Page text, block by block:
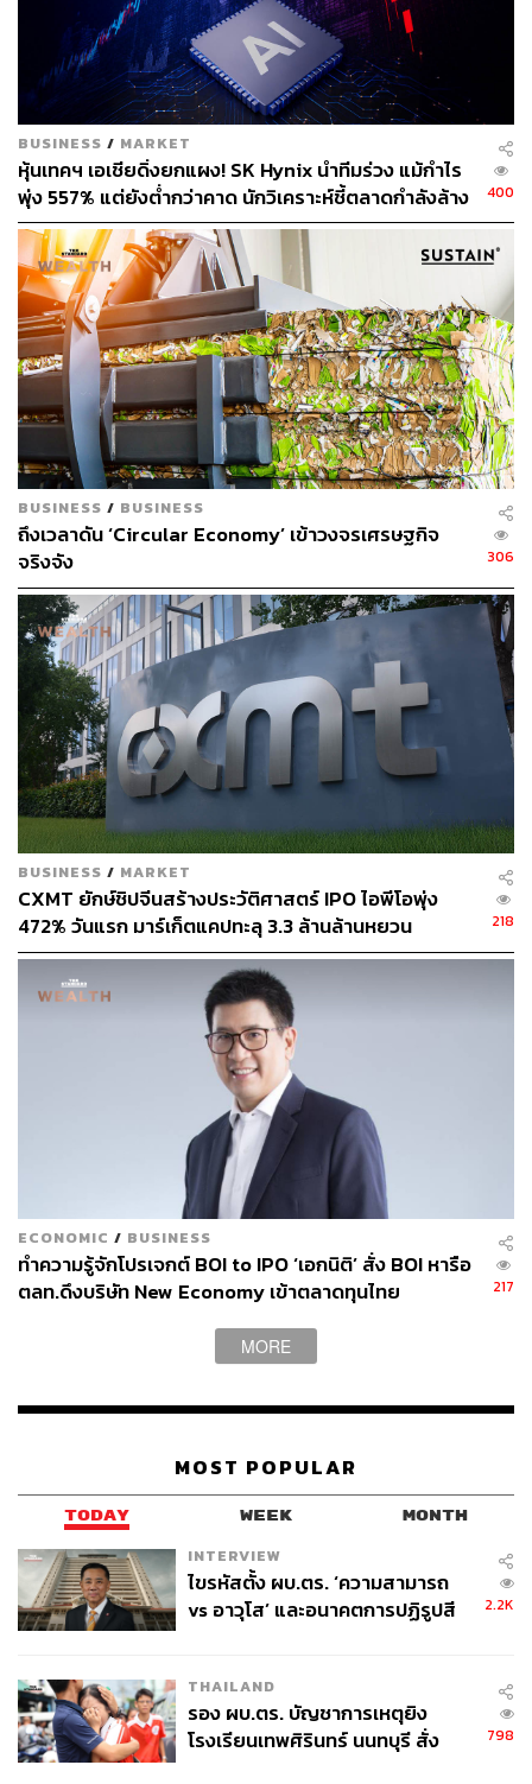
BUSINESS / MARKET
หุ้นเทคฯ เอเชียดิ่งยกแผง! SK Hynix นำทีมร่วง แม้กำไร
พุ่ง 557% แต่ยังต่ำกว่าคาด นักวิเคราะห์ชี้ตลาดกำลังล้าง
‘ฟองสบู่’ AI
400
BUSINESS / BUSINESS
ถึงเวลาดัน ‘Circular Economy’ เข้าวงจรเศรษฐกิจ
จริงจัง
306
BUSINESS / MARKET
CXMT ยักษ์ชิปจีนสร้างประวัติศาสตร์ IPO ไอพีโอพุ่ง
472% วันแรก มาร์เก็ตแคปทะลุ 3.3 ล้านล้านหยวน
218
ECONOMIC / BUSINESS
ทำความรู้จักโปรเจกต์ BOI to IPO ‘เอกนิติ’ สั่ง BOI หารือ
ตลท.ดึงบริษัท New Economy เข้าตลาดทุนไทย
217
MORE
MOST POPULAR
TODAY WEEK MONTH
INTERVIEW
ไขรหัสตั้ง ผบ.ตร. ‘ความสามารถ
vs อาวุโส’ และอนาคตการปฏิรูปสี
2.2K
THAILAND
รอง ผบ.ตร. บัญชาการเหตุยิง
โรงเรียนเทพศิรินทร์ นนทบุรี สั่ง
798